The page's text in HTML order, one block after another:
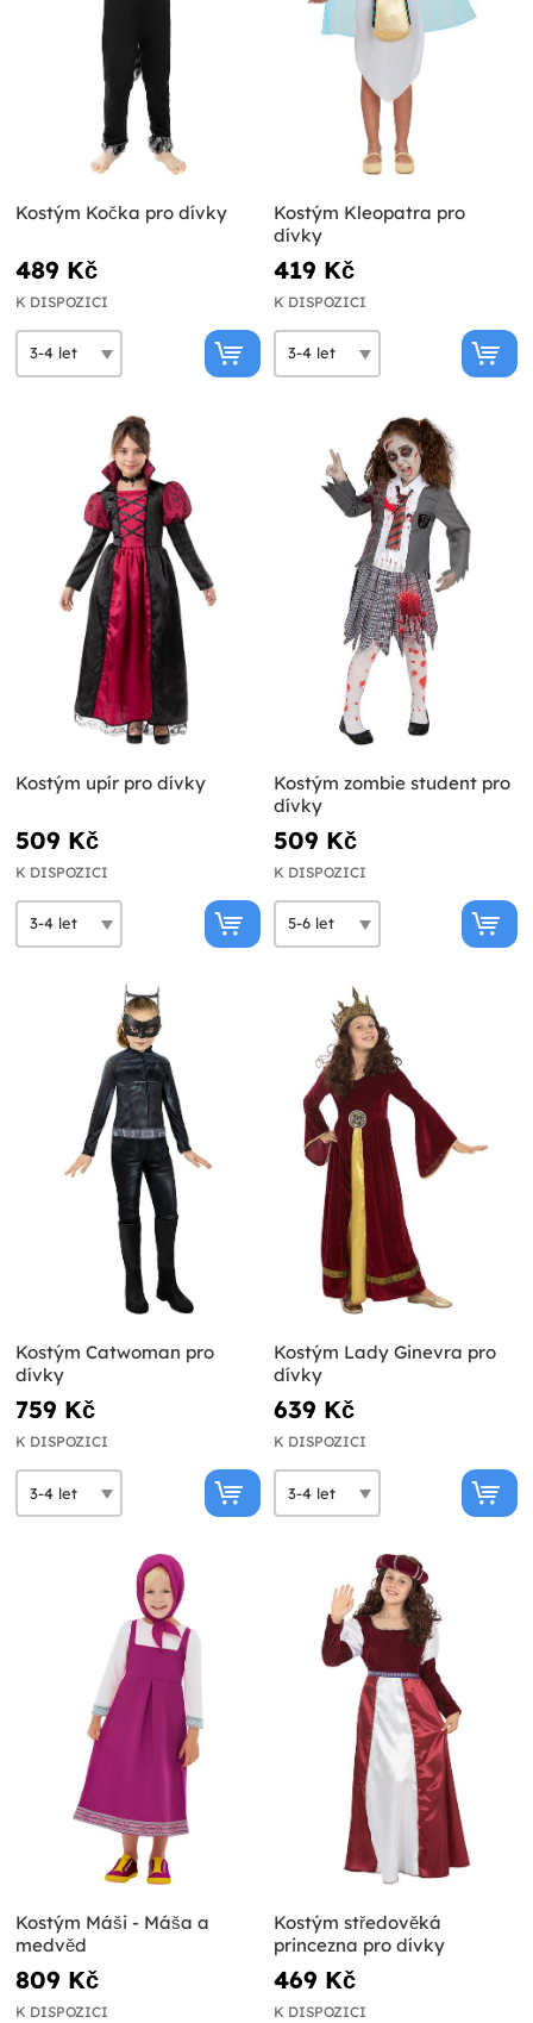
Kostým Kočka pro dívky
489 Kč
K DISPOZICI
Kostým Kleopatra pro
dívky
419 Kč
K DISPOZICI
Kostým upír pro dívky
509 Kč
K DISPOZICI
Kostým zombie student pro
dívky
509 Kč
K DISPOZICI
Kostým Catwoman pro
dívky
759 Kč
K DISPOZICI
Kostým Lady Ginevra pro
dívky
639 Kč
K DISPOZICI
Kostým Máši - Máša a
medvěd
809 Kč
K DISPOZICI
Kostým středověká
princezna pro dívky
469 Kč
K DISPOZICI